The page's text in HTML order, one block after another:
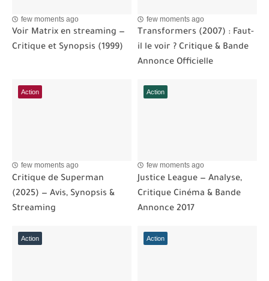
few moments ago
Voir Matrix en streaming —
Critique et Synopsis (1999)
few moments ago
Transformers (2007) : Faut-
il le voir ? Critique & Bande
Annonce Officielle
Action
few moments ago
Critique de Superman
(2025) — Avis, Synopsis &
Streaming
Action
few moments ago
Justice League — Analyse,
Critique Cinéma & Bande
Annonce 2017
Action Action